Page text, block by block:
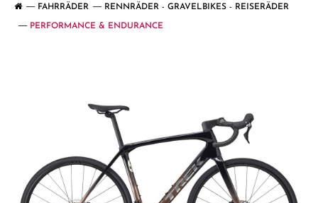
FAHRRÄDER RENNRÄDER - GRAVELBIKES - REISERÄDER
PERFORMANCE & ENDURANCE